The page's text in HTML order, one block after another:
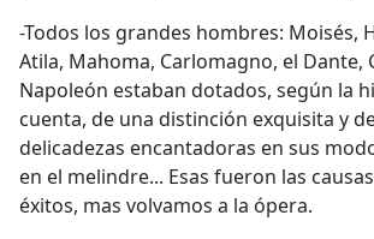
-Todos los grandes hombres: Moisés,
Atila, Mahoma, Carlomagno, el Dante,
Napoleón estaban dotados, según la
cuenta, de una distinción exquisita y
delicadezas encantadoras en sus
en el melindre... Esas fueron las
éxitos, mas volvamos a la ópera.